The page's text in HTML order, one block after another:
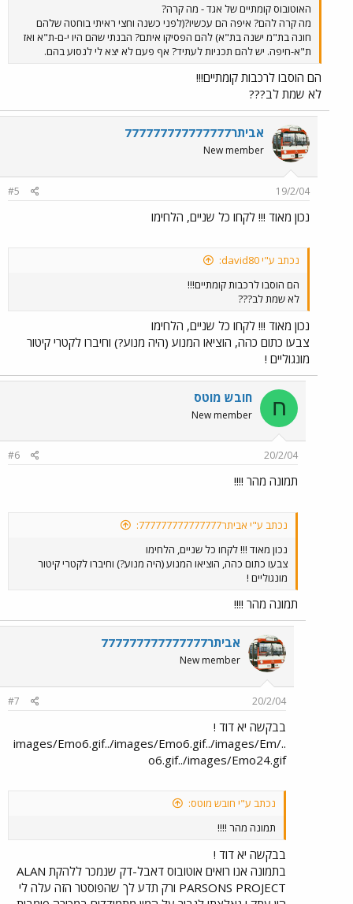
האוטובוס קומתיים של אגד - מה קרה?
מה קרה להם? איפה הם עכשיו?(לפני כשנה וחצי ראיתי בוחטה שלהם
חונה בת"מ ישנה בת"א) להם הפסיקו איתם? הבנתי שהם היו י-ם-ת"א ואז
ת"א-חיפה. יש להם תכניות לעתיד? אף פעם לא יצא לי לנסוע בהם.
הם הוסבו לרכבות קומתיים!!!
לא שמת לב???
אביתר777777777777777
New member
19/2/04
#5
נכון מאוד !!! לקחו כל שניים, הלחימו
נכתב ע"י david80:
הם הוסבו לרכבות קומתיים!!!
לא שמת לב???
נכון מאוד !!! לקחו כל שניים, הלחימו
צבעו כתום כהה, הוציאו המנוע (היה מנוע?) וחיברו לקטרי קיטור
מונגוליים !
ח חובש מוטס
New member
20/2/04
#6
תמונה מהר !!!!
נכתב ע"י אביתר777777777777777:
נכון מאוד !!! לקחו כל שניים, הלחימו
צבעו כתום כהה, הוציאו המנוע (היה מנוע?) וחיברו לקטרי קיטור
מונגוליים !
תמונה מהר !!!!
אביתר777777777777777
New member
20/2/04
#7
בבקשה יא דוד !
../images/Emo6.gif../images/Emo6.gif../images/Em
o6.gif../images/Emo24.gif
נכתב ע"י חובש מוטס:
תמונה מהר !!!!
בבקשה יא דוד !
בתמונה אנו רואים אוטובוס דאבל-דק שנמכר ללהקת ALAN
PARSONS PROJECT ורק תדע לך שהפוסטר הזה עלה לי